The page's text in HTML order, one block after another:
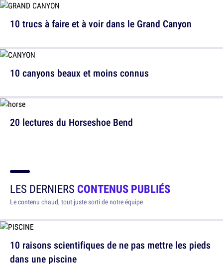
10 trucs à faire et à voir dans le Grand Canyon
20 lectures du Horseshoe Bend
10 canyons beaux et moins connus
LES DERNIERS CONTENUS PUBLIÉS
Le contenu chaud, tout juste sorti de notre équipe
10 raisons scientifiques de ne pas mettre les pieds
dans une piscine